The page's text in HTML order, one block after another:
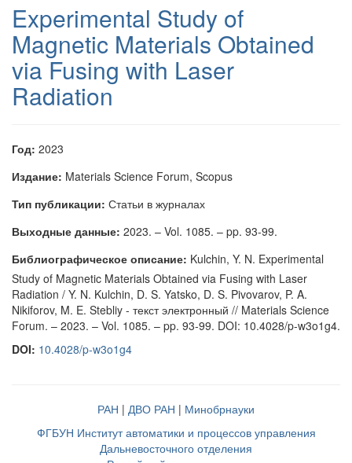
Experimental Study of
Magnetic Materials Obtained
via Fusing with Laser
Radiation
Год: 2023
Издание: Materials Science Forum, Scopus
Тип публикации: Статьи в журналах
Выходные данные: 2023. – Vol. 1085. – pp. 93-99.
Библиографическое описание: Kulchin, Y. N. Experimental
Study of Magnetic Materials Obtained via Fusing with Laser
Radiation / Y. N. Kulchin, D. S. Yatsko, D. S. Pivovarov, P. A.
Nikiforov, M. E. Stebliy - текст электронный // Materials Science
Forum. – 2023. – Vol. 1085. – pp. 93-99. DOI: 10.4028/p-w3o1g4.
DOI: 10.4028/p-w3o1g4
РАН | ДВО РАН | Минобрнауки
ФГБУН Институт автоматики и процессов управления
Дальневосточного отделения